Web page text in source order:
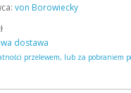
von Borowiecky
dostawa
przelewem, lub za pobraniem